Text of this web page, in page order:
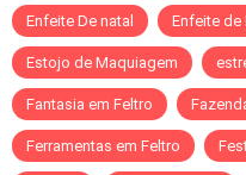
Enfeite De natal Enfeite de
Estojo de Maquiagem
Fantasia em Feltro
Ferramentas em Feltro